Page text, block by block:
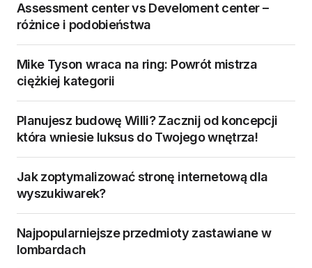
Assessment center vs Develoment center –
różnice i podobieństwa
Mike Tyson wraca na ring: Powrót mistrza
ciężkiej kategorii
Planujesz budowę Willi? Zacznij od koncepcji
która wniesie luksus do Twojego wnętrza!
Jak zoptymalizować stronę internetową dla
wyszukiwarek?
Najpopularniejsze przedmioty zastawiane w
lombardach